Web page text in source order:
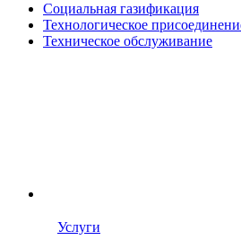
Социальная газификация
Технологическое
Техническое обслуживание
Услуги